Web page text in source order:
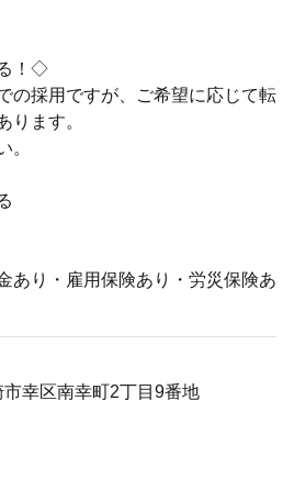
！◇
の採用ですが、ご希望に応じて転
ります。
。
あり・雇用保険あり・労災保険あ
幸区南幸町2丁目9番地